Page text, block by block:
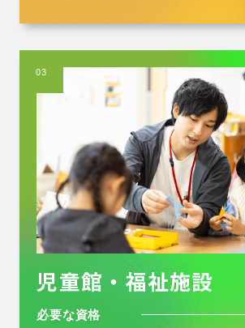
03
児童館・福祉施設
必要な資格